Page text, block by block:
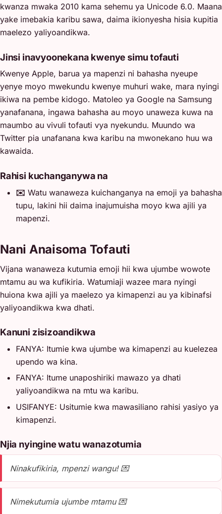
kwanza mwaka 2010 kama sehemu ya Unicode 6.0. Maana
yake imebakia karibu sawa, daima ikionyesha hisia kupitia
maelezo yaliyoandikwa.
Jinsi inavyoonekana kwenye simu tofauti
Kwenye Apple, barua ya mapenzi ni bahasha nyeupe
yenye moyo mwekundu kwenye muhuri wake, mara nyingi
ikiwa na pembe kidogo. Matoleo ya Google na Samsung
yanafanana, ingawa bahasha au moyo unaweza kuwa na
maumbo au vivuli tofauti vya nyekundu. Muundo wa
Twitter pia unafanana kwa karibu na mwonekano huu wa
kawaida.
Rahisi kuchanganywa na
✉️ Watu wanaweza kuichanganya na emoji ya bahasha
tupu, lakini hii daima inajumuisha moyo kwa ajili ya
mapenzi.
Nani Anaisoma Tofauti
Vijana wanaweza kutumia emoji hii kwa ujumbe wowote
mtamu au wa kufikiria. Watumiaji wazee mara nyingi
huiona kwa ajili ya maelezo ya kimapenzi au ya kibinafsi
yaliyoandikwa kwa dhati.
Kanuni zisizoandikwa
FANYA: Itumie kwa ujumbe wa kimapenzi au kuelezea
upendo wa kina.
FANYA: Itume unaposhiriki mawazo ya dhati
yaliyoandikwa na mtu wa karibu.
USIFANYE: Usitumie kwa mawasiliano rahisi yasiyo ya
kimapenzi.
Njia nyingine watu wanazotumia
Ninakufikiria, mpenzi wangu! 💌
Nimekutumia ujumbe mtamu 💌